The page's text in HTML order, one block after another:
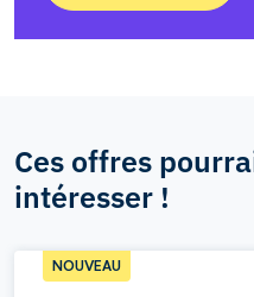
Ces offres
intéresser !
NOUVEAU